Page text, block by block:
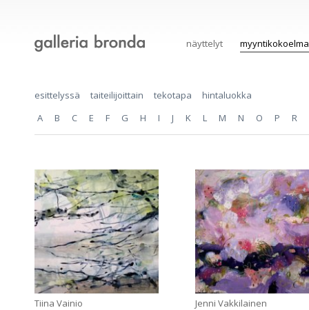
näyttelyt myyntikokoelma
esittelyssä taiteilijoittain tekotapa
hintaluokka
A
B C E F G H I J K L M N O P R
Tiina Vainio Jenni Vakkilainen